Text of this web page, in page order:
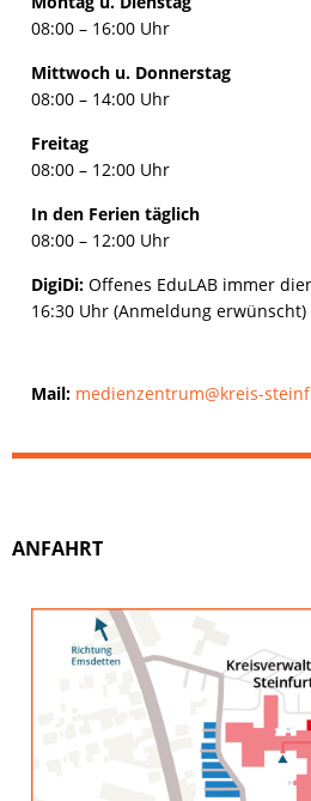
08:00 – 16:00 Uhr
Mittwoch u. Donnerstag
08:00 – 14:00 Uhr
Freitag
08:00 – 12:00 Uhr
In den Ferien täglich
08:00 – 12:00 Uhr
DigiDi: Offenes EduLAB
16:30 Uhr (Anmeldung erwünscht)
Mail: medienzentrum@kreis-
ANFAHRT